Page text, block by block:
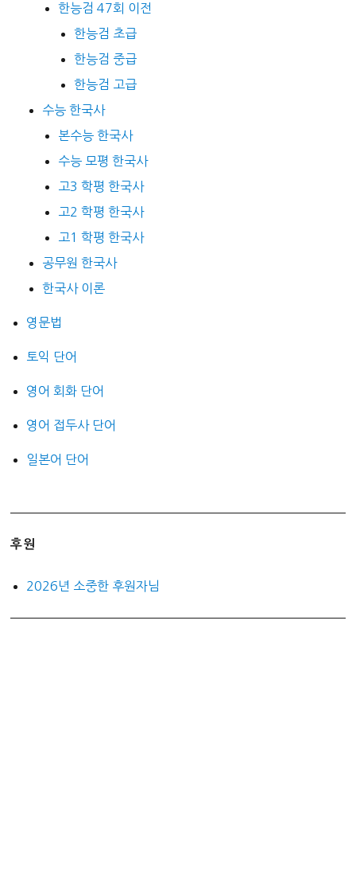
한능검 47회 이전
한능검 초급
한능검 중급
한능검 고급
수능 한국사
본수능 한국사
수능 모평 한국사
고3 학평 한국사
고2 학평 한국사
고1 학평 한국사
공무원 한국사
한국사 이론
영문법
토익 단어
영어 회화 단어
영어 접두사 단어
일본어 단어
후원
2026년 소중한 후원자님